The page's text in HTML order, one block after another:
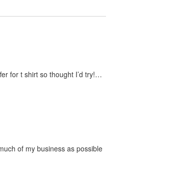
for t shirt so thought I’d try!…
of my business as possible